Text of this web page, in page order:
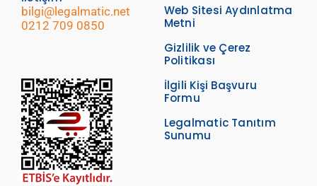
bilgi@legalmatic.net
0212 709 0850
Web Sitesi Aydınlatma
Metni
Gizlilik ve Çerez
Politikası
İlgili Kişi Başvuru
Formu
Legalmatic Tanıtım
Sunumu